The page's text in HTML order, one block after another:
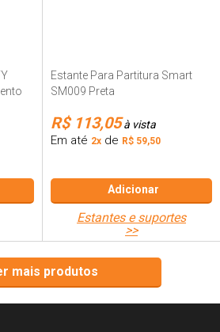
Estante Para Partitura Smart
SM009 Preta
R$ 113,05à vista
Em até 2x de R$ 59,50
Adicionar
estantes e suportes
>>
mais produtos